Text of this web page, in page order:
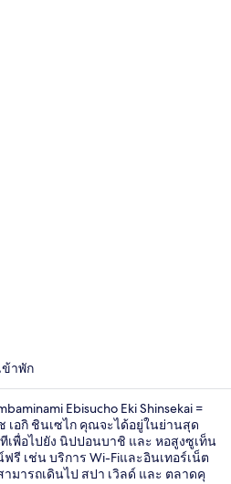
ข้าพัก
Ebisucho Eki Shinsekai =
เอกิ ชินเซไก คุณจะได้อยู่ในย่านสุด
เพื่อไปยัง นิปปอนบาชิ และ หอสูงซูเท็น
เช่น บริการ Wi-Fiและอินเทอร์เน็ต
มารถเดินไป สปา เวิลด์ และ ตลาดคุ